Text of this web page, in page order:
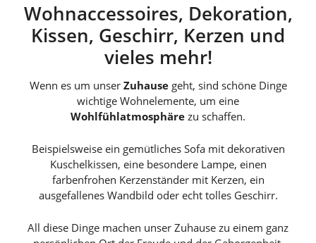
Wohnaccessoires, Dekoration,
Kissen, Geschirr, Kerzen und
vieles mehr!
Wenn es um unser Zuhausegeht, sind schöne Dinge
wichtige Wohnelemente, um eine
Wohlfühlatmosphäre zu schaffen.
Beispielsweise ein gemütliches Sofa mit dekorativen
Kuschelkissen, eine besondere Lampe, einen
farbenfrohen Kerzenständer mit Kerzen, ein
ausgefallenes Wandbild oder echt tolles Geschirr.
All diese Dinge machen unser Zuhause zu einem ganz